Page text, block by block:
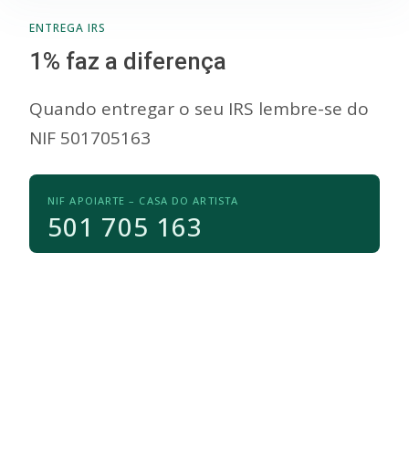
ENTREGA IRS
1% faz a diferença
Quando entregar o seu IRS lembre-se do
NIF 501705163
NIF APOIARTE – CASA DO ARTISTA
501 705 163